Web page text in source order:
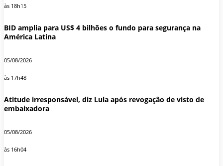
às 18h15
BID amplia para US$ 4 bilhões o fundo para segurança na
América Latina
05/08/2026
às 17h48
Atitude irresponsável, diz Lula após revogação de visto de
embaixadora
05/08/2026
às 16h04